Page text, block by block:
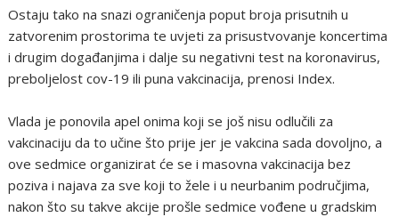
Ostaju tako na snazi ograničenja poput broja prisutnih u
zatvorenim prostorima te uvjeti za prisustvovanje koncertima
i drugim događanjima i dalje su negativni test na koronavirus,
preboljelost cov-19 ili puna vakcinacija, prenosi Index.
Vlada je ponovila apel onima koji se još nisu odlučili za
vakcinaciju da to učine što prije jer je vakcina sada dovoljno, a
ove sedmice organizirat će se i masovna vakcinacija bez
poziva i najava za sve koji to žele i u neurbanim područjima,
nakon što su takve akcije prošle sedmice vođene u gradskim